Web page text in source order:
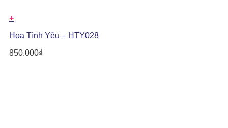
+
Hoa Tình Yêu – HTY028
850.000₫